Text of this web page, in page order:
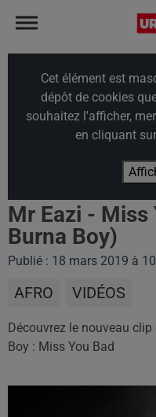
Cet élément est
dépôt de cookies
souhaitez l'afficher,
en cliquant
Mr Eazi - Miss
Burna Boy)
Publié : 18 mars 2019 à
AFRO VIDÉOS
Découvrez le nouveau
Boy : Miss You Bad